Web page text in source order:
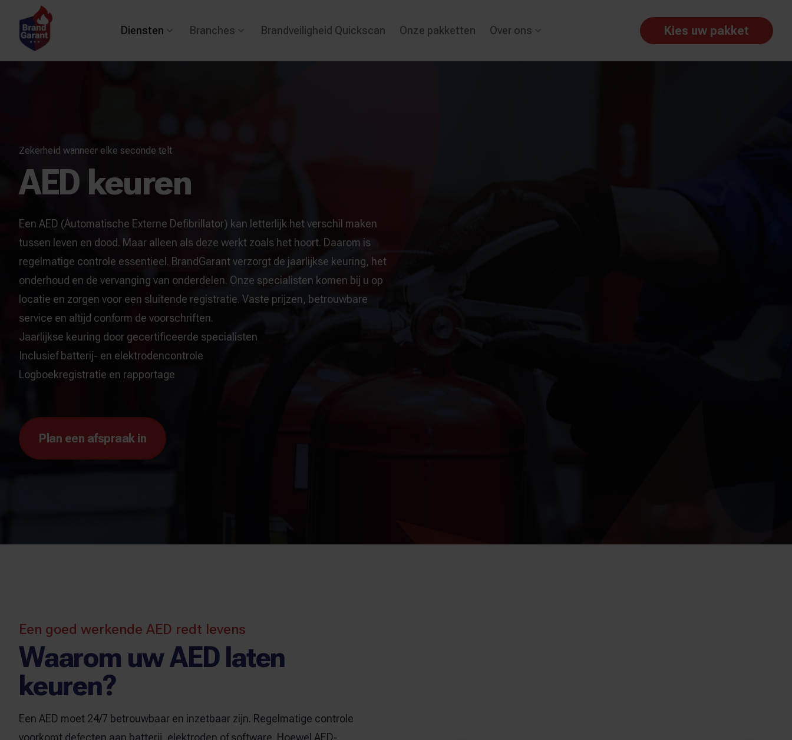
Diensten Branches Brandveiligheid Quickscan Onze pakketten Over ons Kies uw pakket
Zekerheid wanneer elke seconde telt
AED keuren
Een AED (Automatische Externe Defibrillator) kan letterlijk het verschil maken
tussen leven en dood. Maar alleen als deze werkt zoals het hoort. Daarom is
regelmatige controle essentieel. BrandGarant verzorgt de jaarlijkse keuring, het
onderhoud en de vervanging van onderdelen. Onze specialisten komen bij u op
locatie en zorgen voor een sluitende registratie. Vaste prijzen, betrouwbare
service en altijd conform de voorschriften.
Jaarlijkse keuring door gecertificeerde specialisten
Inclusief batterij- en elektrodencontrole
Logboekregistratie en rapportage
Plan een afspraak in
Een goed werkende AED redt levens
Waarom uw AED laten
keuren?
Een AED moet 24/7 betrouwbaar en inzetbaar zijn. Regelmatige controle
voorkomt defecten aan batterij, elektroden of software. Hoewel AED-